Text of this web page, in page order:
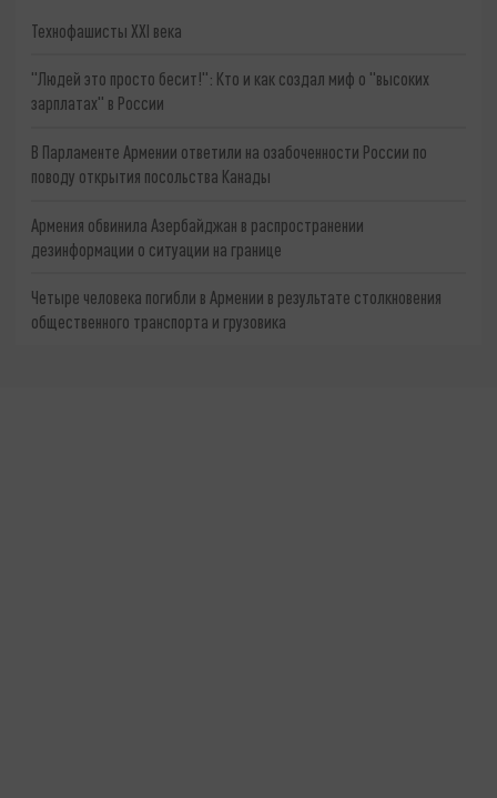
Технофашисты XXI века
"Людей это просто бесит!": Кто и как создал миф о "высоких
зарплатах" в России
В Парламенте Армении ответили на озабоченности России по
поводу открытия посольства Канады
Армения обвинила Азербайджан в распространении
дезинформации о ситуации на границе
Четыре человека погибли в Армении в результате столкновения
общественного транспорта и грузовика